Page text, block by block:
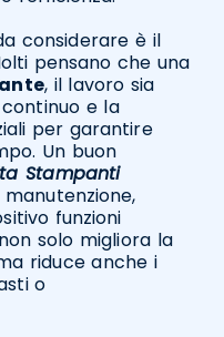
considerare è il
pensano che una
, il lavoro sia
e la
per garantire
Un buon
Stampanti
funzioni
solo migliora la
riduce anche i
o